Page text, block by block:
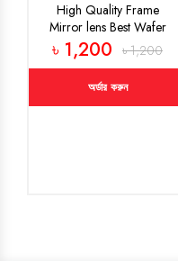
High Quality Frame
Mirror lens Best Wafer
Sunglasses for Men
৳ 1,200 ৳ 1,200
অর্ডার করুন